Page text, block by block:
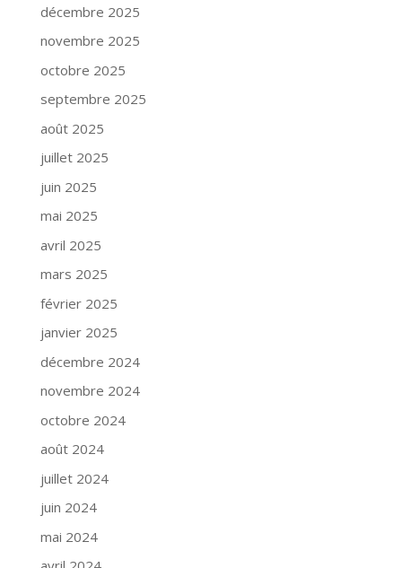
décembre 2025
novembre 2025
octobre 2025
septembre 2025
août 2025
juillet 2025
juin 2025
mai 2025
avril 2025
mars 2025
février 2025
janvier 2025
décembre 2024
novembre 2024
octobre 2024
août 2024
juillet 2024
juin 2024
mai 2024